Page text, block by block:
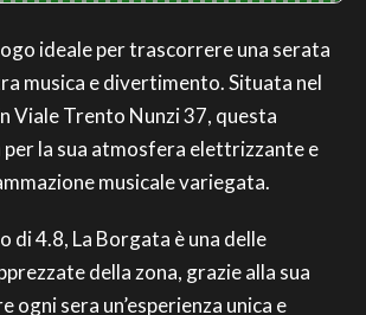
ideale per trascorrere una serata
musica e divertimento. Situata nel
Viale Trento Nunzi 37, questa
la sua atmosfera elettrizzante e
musicale variegata.
di 4.8, La Borgata è una delle
della zona, grazie alla sua
ogni sera un’esperienza unica e